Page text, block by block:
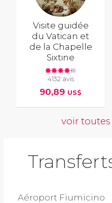
Visite guidée
du Vatican et
de la Chapelle
Sixtine
4132 avis
90,89 US$
voir
Aéroport Fiumicino